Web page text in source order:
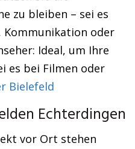
zu bleiben – sei es
oder
Ideal, um Ihre
es bei Filmen oder
Bielefeld
Echterdingen
vor Ort stehen